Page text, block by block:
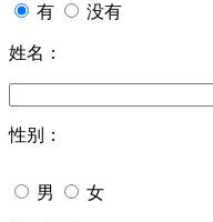
有 没有
姓名：
性别：
男 女